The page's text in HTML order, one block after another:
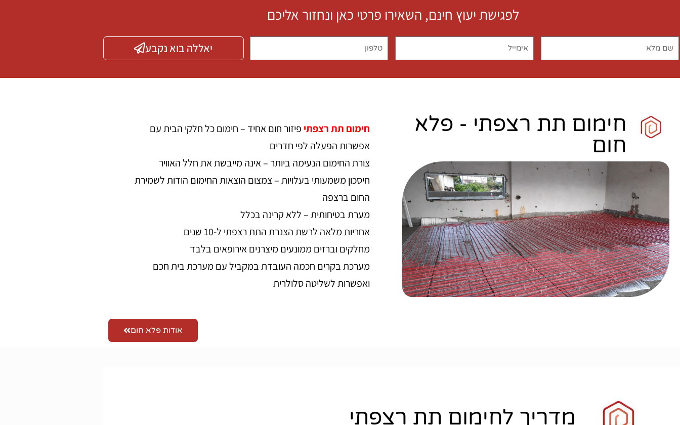
לפגישת יעוץ חינם, השאירו פרטי כאן ונחזור אליכם
יאללה בוא נקבע
חימום תת רצפתי - פלא
חום
חימום תת רצפתי פיזור חום אחיד – חימום כל חלקי הבית עם
אפשרות הפעלה לפי חדרים
צורת החימום הנעימה ביותר – אינה מייבשת את חלל האוויר
חיסכון משמעותי בעלויות – צמצום הוצאות החימום הודות לשמירת
החום ברצפה
מערת בטיחותית – ללא קרינה בכלל
אחריות מלאה לרשת הצנרת התת רצפתי ל-10 שנים
מחלקים וברזים ממונעים מיצרנים אירופאים בלבד
מערכת בקרים חכמה העובדת במקביל עם מערכת בית חכם
ואפשרות לשליטה סלולרית
אודות פלא חום
מדריך לחימום תת רצפתי